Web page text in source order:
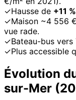
✓Hausse de +11 %
✓Maison ~4 556
vue rade.
✓Bateau-bus
✓Plus accessible
Évolution
sur-Mer (